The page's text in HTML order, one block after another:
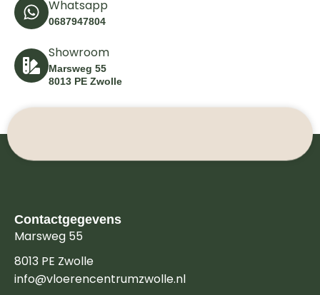
Whatsapp
0687947804
Showroom
Marsweg 55
8013 PE Zwolle
Contactgegevens
Marsweg 55
8013 PE Zwolle
info@vloerencentrumzwolle.nl